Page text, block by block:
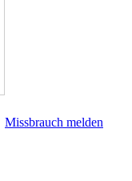
Missbrauch melden